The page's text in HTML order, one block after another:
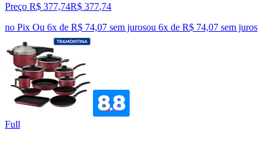
Preço R$ 377,74R$ 377,74
no Pix Ou 6x de R$ 74,07 sem jurosou 6x de R$ 74,07 sem juros
Full